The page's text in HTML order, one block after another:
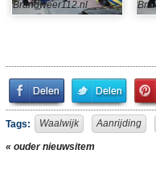
Share
on
Facebook
Share
on
Twitter
Tags:
Waalwijk Aanrijding
« ouder nieuwsitem